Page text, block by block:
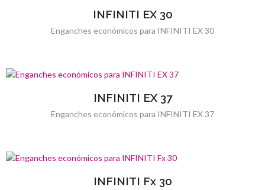
INFINITI EX 30
Enganches económicos para INFINITI EX 30
INFINITI EX 37
Enganches económicos para INFINITI EX 37
INFINITI Fx 30